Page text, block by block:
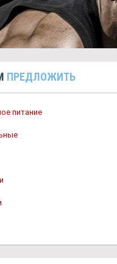
ПРЕДЛОЖИТЬ
питание